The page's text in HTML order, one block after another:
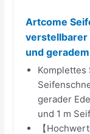
Artcome
verstellbarer
und
Komplettes
gerader
und 1 m
【